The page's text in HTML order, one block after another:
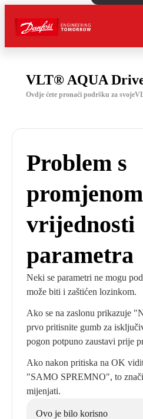
VLT® AQUA
Ovdje ćete pronaći podršku za
Problem s
promjenom
vrijednosti
parametra
Neki se parametri ne mogu
može biti i zaštićen lozinkom.
Ako se na zaslonu prikazuje
prvo pritisnite gumb za
pogon potpuno zaustavi prije
Ako nakon pritiska na OK
"SAMO SPREMNO", to znači
mijenjati.
Ovo je bilo korisno